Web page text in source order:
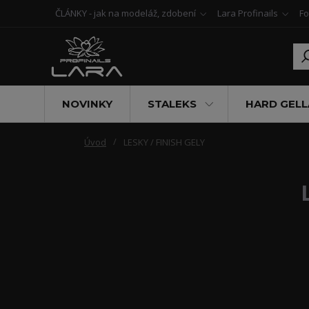
ČLÁNKY - jak na modeláž, zdobení Lara Profinails
NOVINKY STALEKS HARD
Úvod LESKY / FINISH GELY